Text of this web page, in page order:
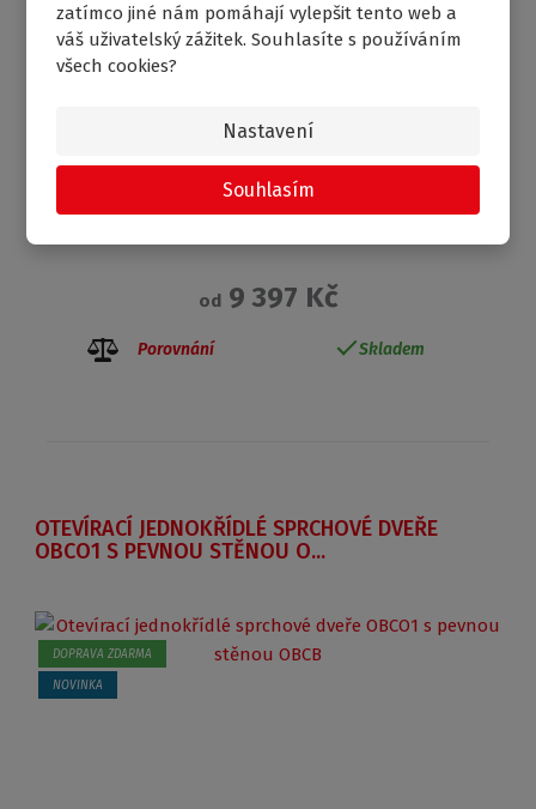
zatímco jiné nám pomáhají vylepšit tento web a
váš uživatelský zážitek. Souhlasíte s používáním
všech cookies?
Nastavení
Souhlasím
od9 397 Kč
Porovnání Skladem
OTEVÍRACÍ JEDNOKŘÍDLÉ SPRCHOVÉ DVEŘE
OBCO1 S PEVNOU STĚNOU O...
DOPRAVA ZDARMA
NOVINKA